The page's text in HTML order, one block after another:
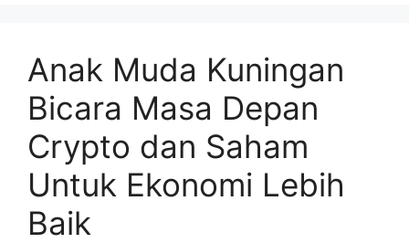
Anak Muda Kuningan
Bicara Masa Depan
Crypto dan Saham
Untuk Ekonomi Lebih
Baik